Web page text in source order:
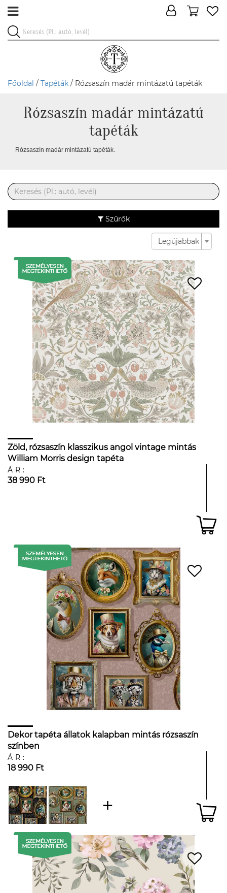
Főoldal / Tapéták / Rózsaszín madár mintázatú tapéták
Rózsaszín madár mintázatú
tapéták
Rózsaszín madár mintázatú tapéták.
Szűrők
Legújabbak
Zöld, rózsaszín klasszikus angol vintage mintás
William Morris design tapéta
ÁR:
38 990 Ft
Dekor tapéta állatok kalapban mintás rózsaszín
színben
ÁR:
18 990 Ft